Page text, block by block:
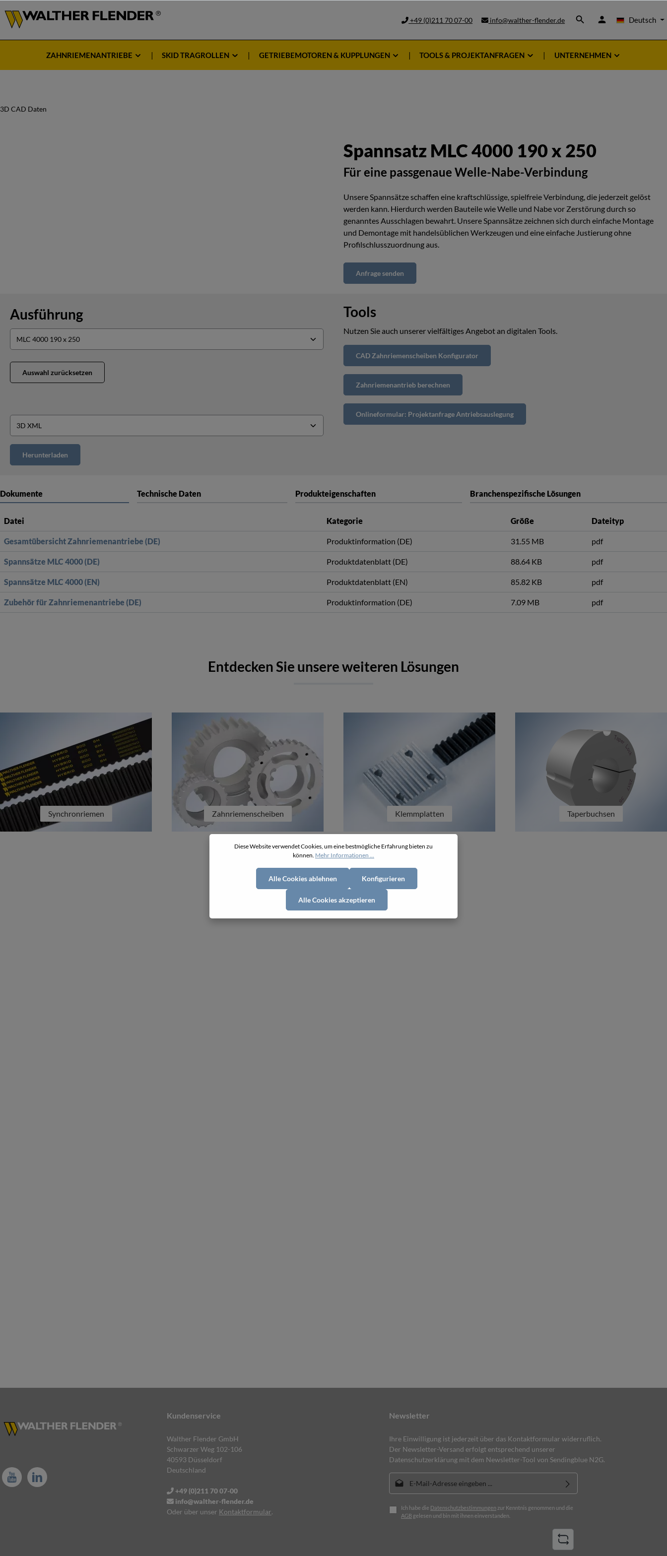
Deutsch
+49 (0)211 70 07-00 info@walther-flender.de
ZAHNRIEMENANTRIEBE SKID TRAGROLLEN GETRIEBEMOTOREN & KUPPLUNGEN TOOLS & PROJEKTANFRAGEN UNTERNEHMEN
3D CAD Daten
Spannsatz MLC 4000 190 x 250
Für eine passgenaue Welle-Nabe-Verbindung
Unsere Spannsätze schaffen eine kraftschlüssige, spielfreie Verbindung, die jederzeit gelöst
werden kann. Hierdurch werden Bauteile wie Welle und Nabe vor Zerstörung durch so
genanntes Ausschlagen bewahrt. Unsere Spannsätze zeichnen sich durch einfache Montage
und Demontage mit handelsüblichen Werkzeugen und eine einfache Justierung ohne
Profilschlusszuordnung aus.
Anfrage senden
Ausführung
Auswahl zurücksetzen
Tools
Nutzen Sie auch unserer vielfältiges Angebot an digitalen Tools.
CAD Zahnriemenscheiben Konfigurator
Zahnriemenantrieb berechnen
Onlineformular: Projektanfrage Antriebsauslegung
Dokumente Technische Daten Produkteigenschaften Branchenspezifische Lösungen
Datei Kategorie Größe Dateityp
Gesamtübersicht Zahnriemenantriebe (DE) Produktinformation (DE) 31.55 MB pdf
Spannsätze MLC 4000 (DE) Produktdatenblatt (DE) 88.64 KB pdf
Spannsätze MLC 4000 (EN) Produktdatenblatt (EN) 85.82 KB pdf
Zubehör für Zahnriemenantriebe (DE) Produktinformation (DE) 7.09 MB pdf
Entdecken Sie unsere weiteren Lösungen
Synchronriemen Zahnriemenscheiben Klemmplatten Taperbuchsen
Newsletter
Ihre Einwilligung ist jederzeit über das Kontaktformular widerruflich.
Der Newsletter-Versand erfolgt entsprechend unserer
Datenschutzerklärung mit dem Newsletter-Tool von Sendingblue N2G.
E-Mail-Adresse*
Ich habe die Datenschutzbestimmungen zur Kenntnis genommen und die
AGB gelesen und bin mit ihnen einverstanden.
Kundenservice
Walther Flender GmbH
Schwarzer Weg 102-106
40593 Düsseldorf
Deutschland
+49 (0)211 70 07-00
info@walther-flender.de
Oder über unser Kontaktformular.
Diese Website verwendet Cookies, um eine bestmögliche Erfahrung bieten zu
können. Mehr Informationen ...
Alle Cookies ablehnen Konfigurieren
Alle Cookies akzeptieren